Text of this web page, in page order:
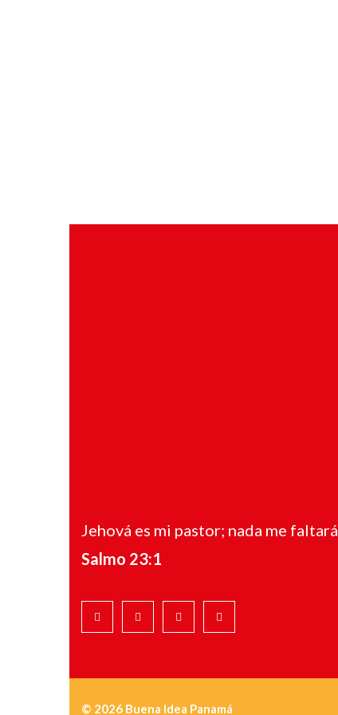
Jehová es mi pastor; nada me faltará.
Salmo 23:1
© 2026 Buena Idea Panamá